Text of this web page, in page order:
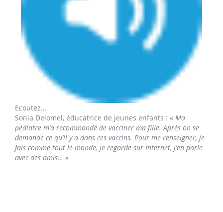
Ecoutez...
Sonia Delomel, éducatrice de jeunes enfants : « Ma
pédiatre m’a recommandé de vacciner ma fille. Après on se
demande ce qu’il y a dans ces vaccins. Pour me renseigner, je
fais comme tout le monde, je regarde sur Internet, j’en parle
avec des amis… »